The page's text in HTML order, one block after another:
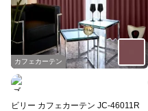
カフェカーテン
ビリー カフェカーテン JC-46011R